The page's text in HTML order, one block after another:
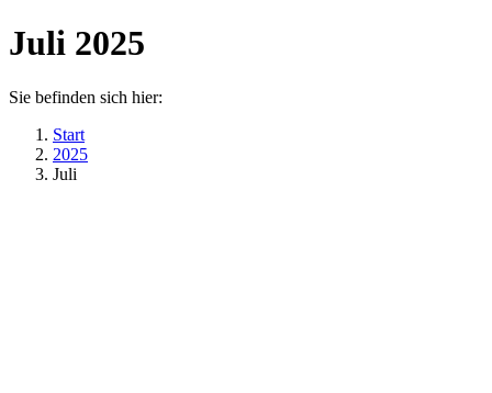
Juli 2025
Sie befinden sich hier:
Start
2025
Juli